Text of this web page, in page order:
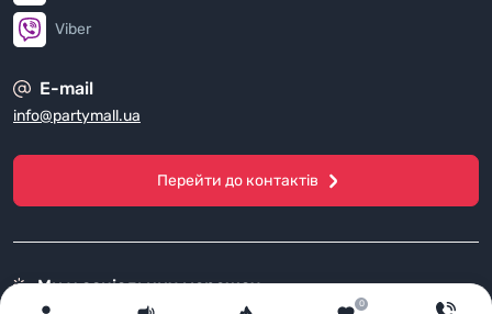
0
Viber
E-mail
info@partymall.ua
Перейти до контактів
Ми у соціальних мережах